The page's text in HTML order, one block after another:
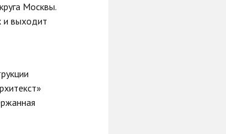
Москвы.
и выходит